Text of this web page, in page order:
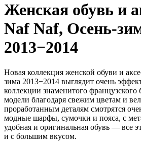
Женская обувь и
Naf Naf, Осень-
2013−2014
Новая коллекция женской обуви и
зима 2013−2014 выглядит очень
коллекции знаменитого
модели благодаря свежим цветам и
проработанным деталям смотрятся
модные шарфы, сумочки и пояса, с
удобная и оригинальная обувь — все
и с большим вкусом.